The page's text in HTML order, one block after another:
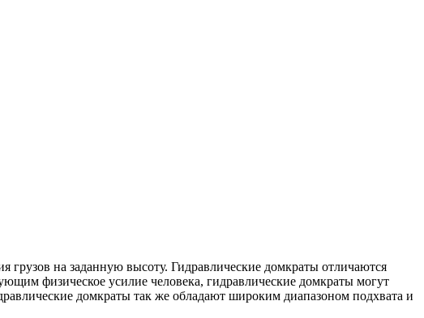
грузов на заданную высоту. Гидравлические домкраты отличаются
физическое усилие человека, гидравлические домкраты могут
домкраты так же обладают широким диапазоном подхвата и